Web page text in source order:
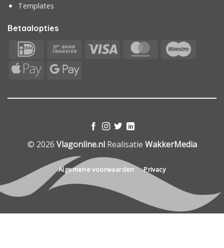
Templates
Betaalopties
IDeal
Bank
Visa MasterCard
Apple
Google
© 2026 Vlagonline.nlRealisatie WakkerMedia
Algemene voorwaarden Privacy